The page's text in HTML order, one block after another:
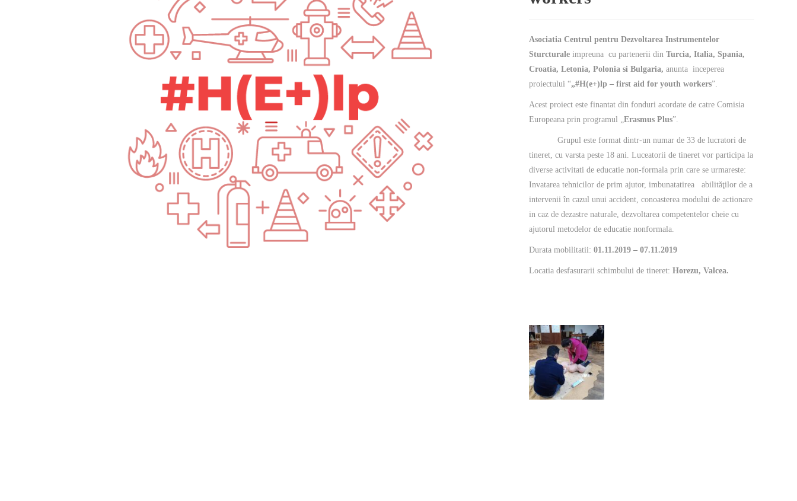
Asociatia Centrul pentru Dezvoltarea Instrumentelor
Sturcturale impreuna cu partenerii din Turcia, Italia, Spania,
Croatia, Letonia, Polonia si Bulgaria, anunta inceperea
proiectului “„#H(e+)lp – first aid for youth workers”.
Acest proiect este finantat din fonduri acordate de catre Comisia
Europeana prin programul „Erasmus Plus”.
Grupul este format dintr-un numar de 33 de lucratori de
tineret, cu varsta peste 18 ani. Luceatorii de tineret vor participa la
diverse activitati de educatie non-formala prin care se urmareste:
Invatarea tehnicilor de prim ajutor, imbunatatirea abilităţilor de a
intervenii în cazul unui accident, conoasterea modului de actionare
in caz de dezastre naturale, dezvoltarea competentelor cheie cu
ajutorul metodelor de educatie nonformala.
Durata mobilitatii: 01.11.2019 – 07.11.2019
Locatia desfasurarii schimbului de tineret: Horezu, Valcea.